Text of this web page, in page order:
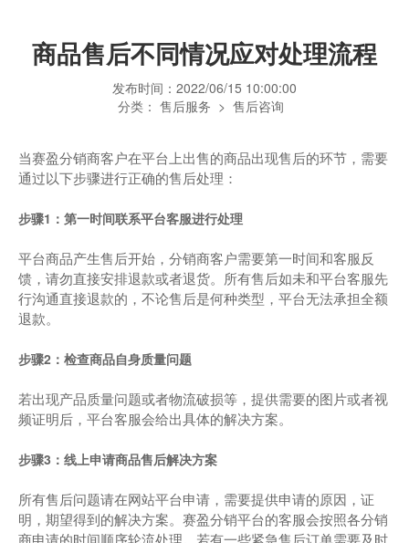
商品售后不同情况应对处理流程
发布时间： 2022/06/15 10:00:00
分类： 售后服务 > 售后咨询
当赛盈分销商客户在平台上出售的商品出现售后的环节，需要
通过以下步骤进行正确的售后处理：
步骤1：第一时间联系平台客服进行处理
平台商品产生售后开始，分销商客户需要第一时间和客服反
馈，请勿直接安排退款或者退货。所有售后如未和平台客服先
行沟通直接退款的，不论售后是何种类型，平台无法承担全额
退款。
步骤2：检查商品自身质量问题
若出现产品质量问题或者物流破损等，提供需要的图片或者视
频证明后，平台客服会给出具体的解决方案。
步骤3：线上申请商品售后解决方案
所有售后问题请在网站平台申请，需要提供申请的原因，证
明，期望得到的解决方案。赛盈分销平台的客服会按照各分销
商申请的时间顺序轮流处理。若有一些紧急售后订单需要及时